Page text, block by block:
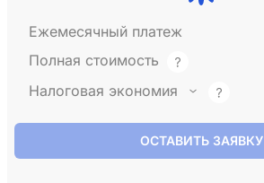
Ежемесячный платеж
Полная стоимость
Налоговая экономия
ОСТАВИТЬ ЗАЯВКУ